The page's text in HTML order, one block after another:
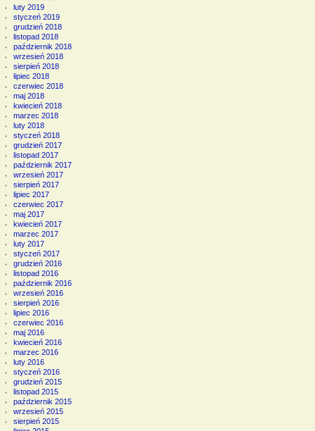
luty 2019
styczeń 2019
grudzień 2018
listopad 2018
październik 2018
wrzesień 2018
sierpień 2018
lipiec 2018
czerwiec 2018
maj 2018
kwiecień 2018
marzec 2018
luty 2018
styczeń 2018
grudzień 2017
listopad 2017
październik 2017
wrzesień 2017
sierpień 2017
lipiec 2017
czerwiec 2017
maj 2017
kwiecień 2017
marzec 2017
luty 2017
styczeń 2017
grudzień 2016
listopad 2016
październik 2016
wrzesień 2016
sierpień 2016
lipiec 2016
czerwiec 2016
maj 2016
kwiecień 2016
marzec 2016
luty 2016
styczeń 2016
grudzień 2015
listopad 2015
październik 2015
wrzesień 2015
sierpień 2015